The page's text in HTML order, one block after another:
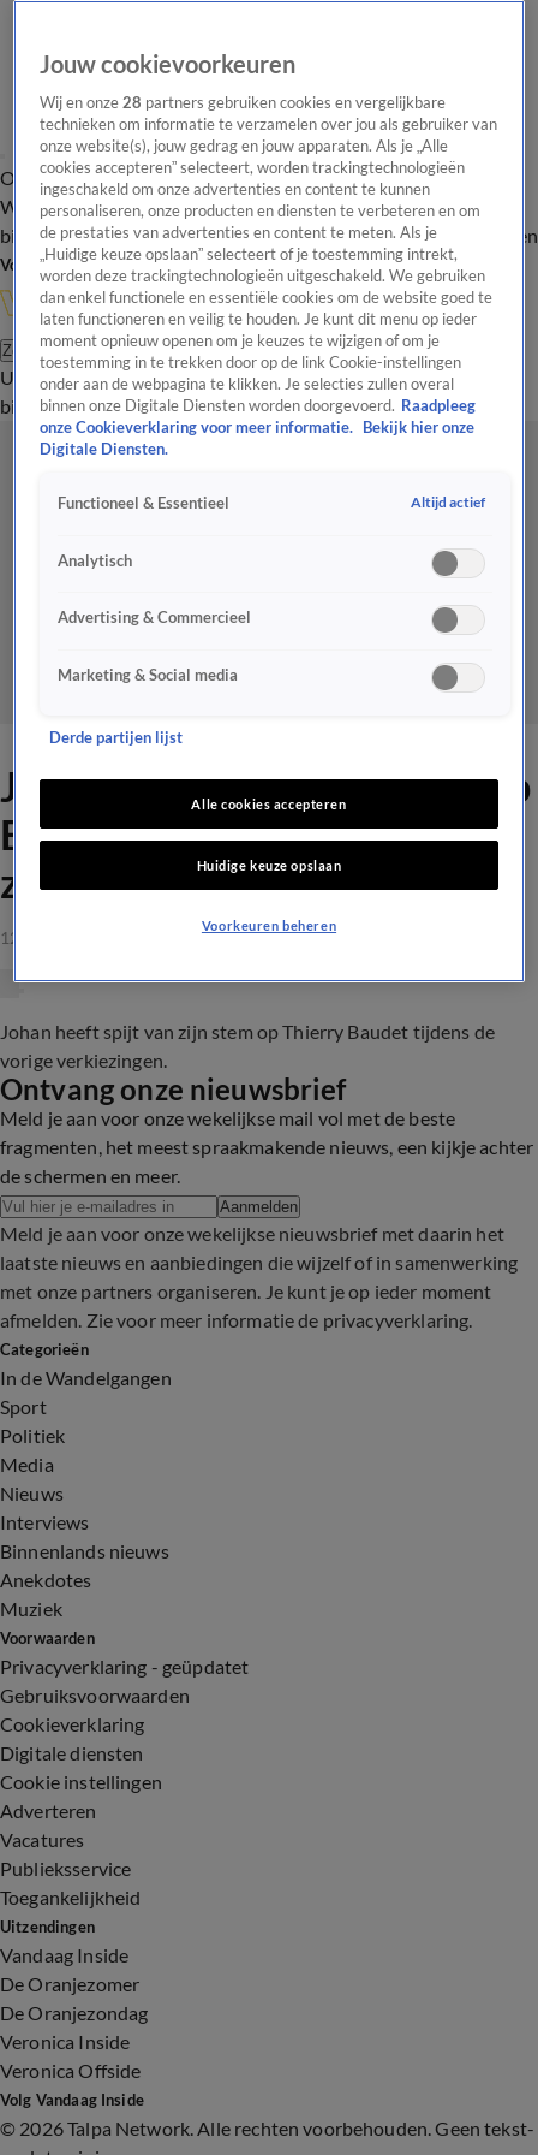
Overzicht Onze programma's Uitzendingen Onze gezichten
In de
WandelgangenInterviewsUitzending
bijwonenPodcastShopVeelgestelde vragenKijkersvraag insturen
Volg Vandaag Inside
Zoeken
UitzendingenVandaag InsideDe OranjezomerShopUitzending
bijwonen
Johan heeft spijt van stem op
Baudet: 'Toen gedroeg hij
zich nog normaal'
12 mrt 2021, 23:19
Johan heeft spijt van zijn stem op Thierry Baudet tijdens de
vorige verkiezingen.
Ontvang onze nieuwsbrief
Meld je aan voor onze wekelijkse mail vol met de beste
fragmenten, het meest spraakmakende nieuws, een kijkje achter
de schermen en meer.
Aanmelden
Meld je aan voor onze wekelijkse nieuwsbrief met daarin het
laatste nieuws en aanbiedingen die wijzelf of in samenwerking
met onze partners organiseren. Je kunt je op ieder moment
afmelden. Zie voor meer informatie de privacyverklaring.
Categorieën
In de Wandelgangen
Sport
Politiek
Media
Nieuws
Interviews
Binnenlands nieuws
Anekdotes
Muziek
Voorwaarden
Privacyverklaring - geüpdatet
Gebruiksvoorwaarden
Cookieverklaring
Digitale diensten
Cookie instellingen
Adverteren
Vacatures
Publieksservice
Toegankelijkheid
Uitzendingen
Vandaag Inside
De Oranjezomer
De Oranjezondag
Veronica Inside
Veronica Offside
Volg Vandaag Inside
© 2026 Talpa Network. Alle rechten voorbehouden. Geen tekst-
Jouw cookievoorkeuren
Wij en onze28 partners gebruiken cookies en vergelijkbare
technieken om informatie te verzamelen over jou als gebruiker van
onze website(s), jouw gedrag en jouw apparaten. Als je „Alle
cookies accepteren” selecteert, worden trackingtechnologieën
ingeschakeld om onze advertenties en content te kunnen
personaliseren, onze producten en diensten te verbeteren en om
de prestaties van advertenties en content te meten. Als je
„Huidige keuze opslaan” selecteert of je toestemming intrekt,
worden deze trackingtechnologieën uitgeschakeld. We gebruiken
dan enkel functionele en essentiële cookies om de website goed te
laten functioneren en veilig te houden. Je kunt dit menu op ieder
moment opnieuw openen om je keuzes te wijzigen of om je
toestemming in te trekken door op de link Cookie-instellingen
onder aan de webpagina te klikken. Je selecties zullen overal
binnen onze Digitale Diensten worden doorgevoerd. Raadpleeg
onze Cookieverklaring voor meer informatie.
Bekijk hier onze
Digitale Diensten.
Functioneel & Essentieel Altijd actief
Analytisch
Advertising & Commercieel
Marketing & Social media
Derde partijen lijst
Alle cookies accepteren
Huidige keuze opslaan
Voorkeuren beheren